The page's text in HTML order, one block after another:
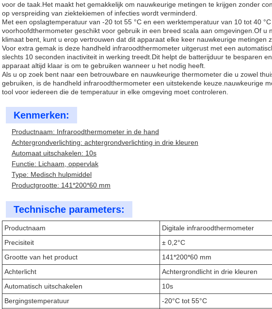
voor de taak.Het maakt het gemakkelijk om nauwkeurige metingen te krijgen zonder
op verspreiding van ziektekiemen of infecties wordt verminderd.
Met een opslagtemperatuur van -20 tot 55 °C en een werktemperatuur van 10 tot 40
voorhoofdthermometer geschikt voor gebruik in een breed scala aan omgevingen.Of u
klimaat bent, kunt u erop vertrouwen dat dit apparaat elke keer nauwkeurige metingen
Voor extra gemak is deze handheld infraroodthermometer uitgerust met een
slechts 10 seconden inactiviteit in werking treedt.Dit helpt de batterijduur te besparen
apparaat altijd klaar is om te gebruiken wanneer u het nodig heeft.
Als u op zoek bent naar een betrouwbare en nauwkeurige thermometer die u zowel
gebruiken, is de handheld infraroodthermometer een uitstekende keuze.nauwkeurige
tool voor iedereen die de temperatuur in elke omgeving moet controleren.
Kenmerken:
Productnaam: Infraroodthermometer in de hand
Achtergrondverlichting: achtergrondverlichting in drie kleuren
Automaat uitschakelen: 10s
Functie: Lichaam, oppervlak
Type: Medisch hulpmiddel
Productgrootte: 141*200*60 mm
Technische parameters:
Productnaam
Digitale infraroodthermometer
Precisiteit
± 0,2°C
Grootte van het product
141*200*60 mm
Achterlicht
Achtergrondlicht in drie kleuren
Automatisch uitschakelen
10s
Bergingstemperatuur
-20°C tot 55°C